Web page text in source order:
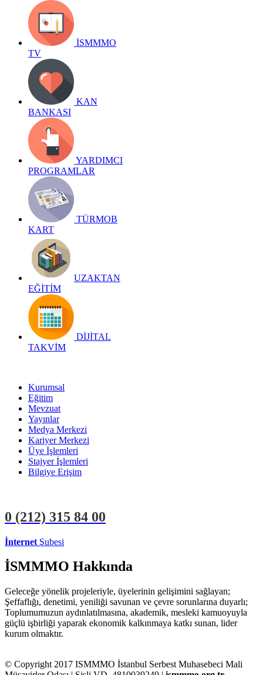
İSMMMO
TV
KAN
BANKASI
YARDIMCI
PROGRAMLAR
TÜRMOB
KART
UZAKTAN
EĞİTİM
DİJİTAL
TAKVİM
Kurumsal
Eğitim
Mevzuat
Yayınlar
Medya Merkezi
Kariyer Merkezi
Üye İşlemleri
Stajyer İşlemleri
Bilgiye Erişim
0 (212) 315 84 00
İnternet Şubesi
İSMMMO Hakkında
Geleceğe yönelik projeleriyle, üyelerinin gelişimini sağlayan;
Şeffaflığı, denetimi, yeniliği savunan ve çevre sorunlarına duyarlı;
Toplumumuzun aydınlatılmasına, akademik, mesleki kamuoyuyla
güçlü işbirliği yaparak ekonomik kalkınmaya katkı sunan, lider
kurum olmaktır.
© Copyright 2017 ISMMMO İstanbul Serbest Muhasebeci Mali